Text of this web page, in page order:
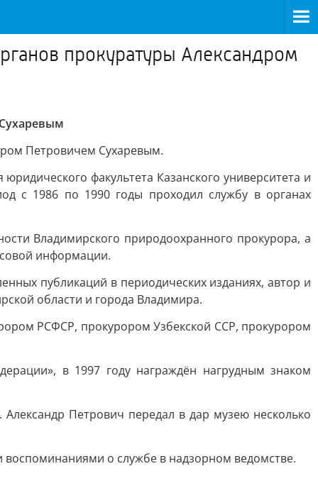
прокуратуры Александром
Петровичем Сухаревым.
факультета Казанского университета и
с 1986 по 1990 годы проходил службу в органах
Владимирского природоохранного прокурора, а
информации.
публикаций в периодических изданиях, автор и
области и города Владимира.
РСФСР, прокурором Узбекской ССР, прокурором
в 1997 году награждён нагрудным знаком
Петрович передал в дар музею несколько
о службе в надзорном ведомстве.